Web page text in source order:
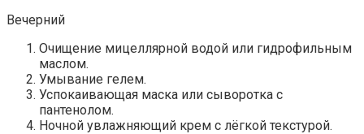
Вечерний
Очищение мицеллярной водой или гидрофильным
маслом.
Умывание гелем.
Успокаивающая маска или сыворотка с
пантенолом.
Ночной увлажняющий крем с лёгкой текстурой.